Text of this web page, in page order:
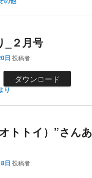
_２月号
日 投稿者:
ダウンロード
り
トトイ）”さんあ
日 投稿者: